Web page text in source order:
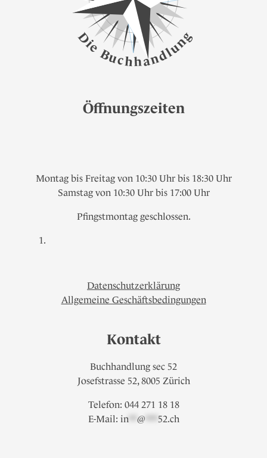
D
i
eBuchhandl
un
g
Öffnungszeiten
Montag bis Freitag von 10:30 Uhr bis 18:30 Uhr
Samstag von 10:30 Uhr bis 17:00 Uhr
Pfingstmontag geschlossen.
Datenschutzerklärung
Allgemeine Geschäftsbedingungen
Kontakt
Buchhandlung sec 52
Josefstrasse 52, 8005 Zürich
Telefon: 044 271 18 18
E-Mail: in @ 52.ch